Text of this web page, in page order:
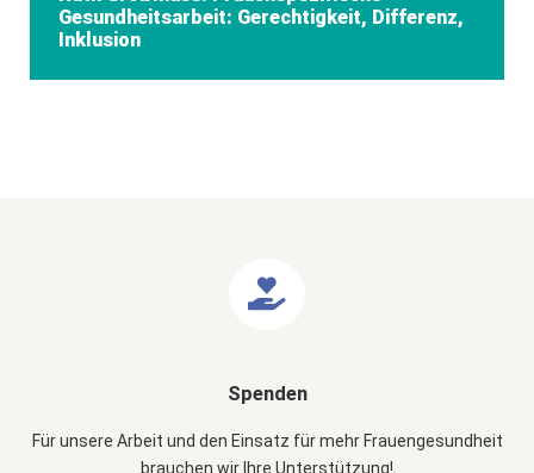
Gesundheitsarbeit: Gerechtigkeit, Differenz,
Inklusion
Spenden
Für unsere Arbeit und den Einsatz für mehr Frauengesundheit
brauchen wir Ihre Unterstützung!